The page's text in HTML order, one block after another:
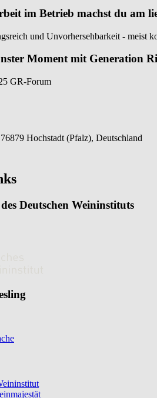
im Betrieb machst du am
und Unvorhersehbarkeit - meist
Moment mit Generation
GR-Forum
Hochstadt (Pfalz), Deutschland
Deutschen Weininstituts